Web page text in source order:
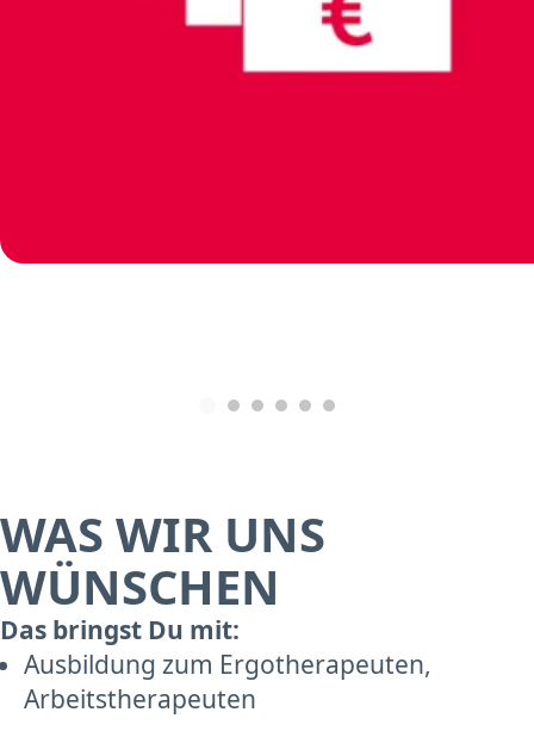
WAS WIR UNS
WÜNSCHEN
Das bringst Du mit:
Ausbildung zum Ergotherapeuten,
Arbeitstherapeuten